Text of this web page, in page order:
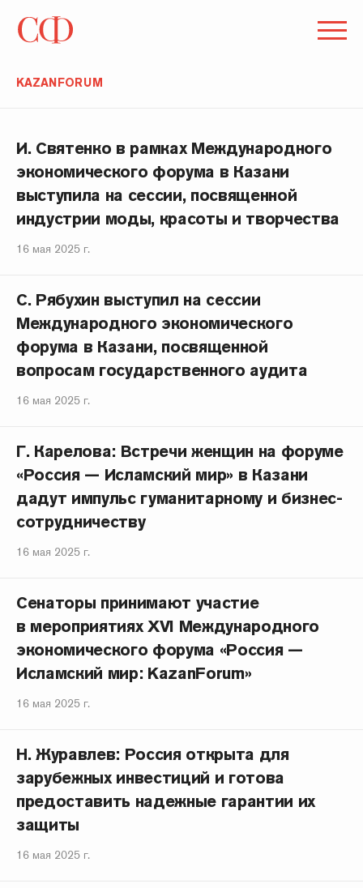
KAZANFORUM
И. Святенко в рамках Международного
экономического форума в Казани
выступила на сессии, посвященной
индустрии моды, красоты и творчества
16 мая 2025 г.
С. Рябухин выступил на сессии
Международного экономического
форума в Казани, посвященной
вопросам государственного аудита
16 мая 2025 г.
Г. Карелова: Встречи женщин на форуме
«Россия — Исламский мир» в Казани
дадут импульс гуманитарному и бизнес-
сотрудничеству
16 мая 2025 г.
Сенаторы принимают участие
в мероприятиях XVI Международного
экономического форума «Россия —
Исламский мир: KazanForum»
16 мая 2025 г.
Н. Журавлев: Россия открыта для
зарубежных инвестиций и готова
предоставить надежные гарантии их
защиты
16 мая 2025 г.